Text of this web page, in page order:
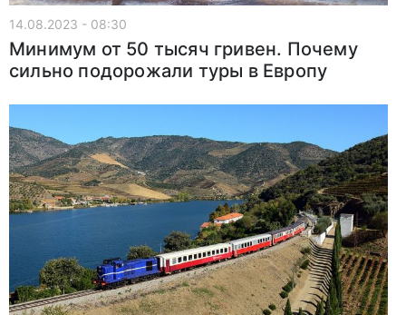
14.08.2023 - 08:30
Минимум от 50 тысяч гривен. Почему
сильно подорожали туры в Европу